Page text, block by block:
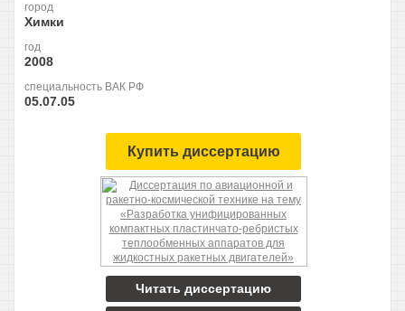
город
Химки
год
2008
специальность ВАК РФ
05.07.05
Купить диссертацию
Читать диссертацию